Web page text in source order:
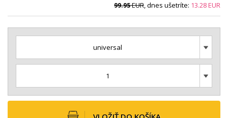
99.95EUR, dnes ušetríte: 13.28EUR
universal
1